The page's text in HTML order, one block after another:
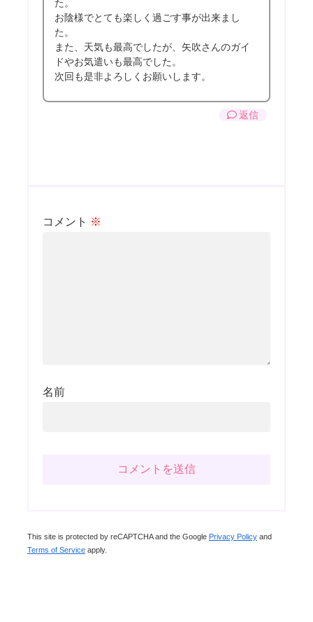
た。
お陰様でとても楽しく過ごす事が出来まし
た。
また、天気も最高でしたが、矢吹さんのガイ
ドやお気遣いも最高でした。
次回も是非よろしくお願いします。
返信
コメント ※
名前
This site is protected by reCAPTCHA and the Google Privacy Policy and
Terms of Service apply.